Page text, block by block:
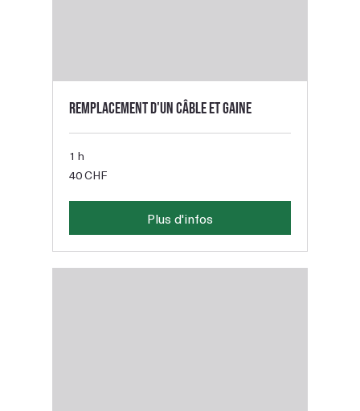
Remplacement d'un câble et gaine
1 h
francs
40 CHF
Plus d'infos